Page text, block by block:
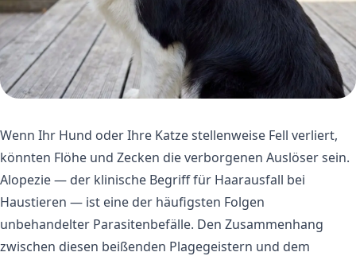
Wenn Ihr Hund oder Ihre Katze stellenweise Fell verliert,
könnten Flöhe und Zecken die verborgenen Auslöser sein.
Alopezie — der klinische Begriff für Haarausfall bei
Haustieren — ist eine der häufigsten Folgen
unbehandelter Parasitenbefälle. Den Zusammenhang
zwischen diesen beißenden Plagegeistern und dem